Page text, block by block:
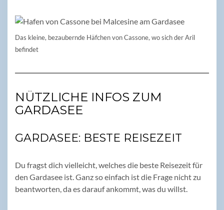
Das kleine, bezaubernde Häfchen von Cassone, wo sich der Aril
befindet
NÜTZLICHE INFOS ZUM
GARDASEE
GARDASEE: BESTE REISEZEIT
Du fragst dich vielleicht, welches die beste Reisezeit für
den Gardasee ist. Ganz so einfach ist die Frage nicht zu
beantworten, da es darauf ankommt, was du willst.